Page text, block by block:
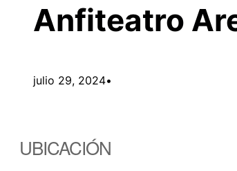
Anfiteatro
julio 29, 2024•
UBICACIÓN